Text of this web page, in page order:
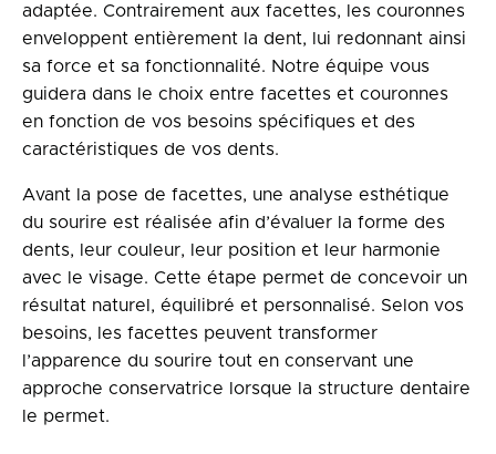
adaptée. Contrairement aux facettes, les couronnes
enveloppent entièrement la dent, lui redonnant ainsi
sa force et sa fonctionnalité. Notre équipe vous
guidera dans le choix entre facettes et couronnes
en fonction de vos besoins spécifiques et des
caractéristiques de vos dents.
Avant la pose de facettes, une analyse esthétique
du sourire est réalisée afin d’évaluer la forme des
dents, leur couleur, leur position et leur harmonie
avec le visage. Cette étape permet de concevoir un
résultat naturel, équilibré et personnalisé. Selon vos
besoins, les facettes peuvent transformer
l’apparence du sourire tout en conservant une
approche conservatrice lorsque la structure dentaire
le permet.